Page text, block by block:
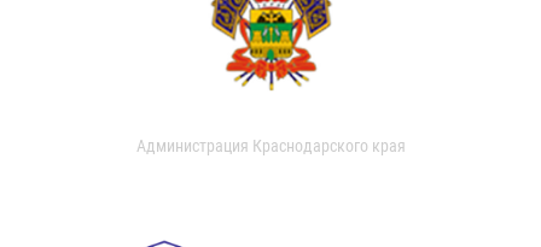
Администрация Краснодарского края